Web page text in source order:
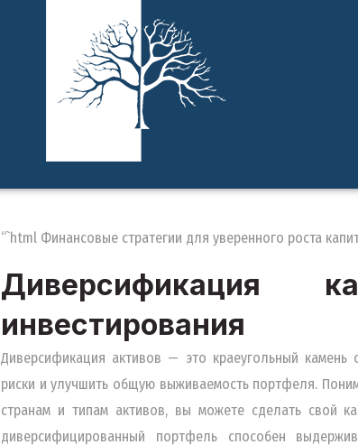
“`html Финансовые стратегии для уверенного роста
Диверсификация
инвестирования
Диверсификация активов — это краеугольный камень
риски и улучшить общую выживаемость портфеля.
странам и типам активов, вы можете сделать свой
диверсифицированный портфель способен